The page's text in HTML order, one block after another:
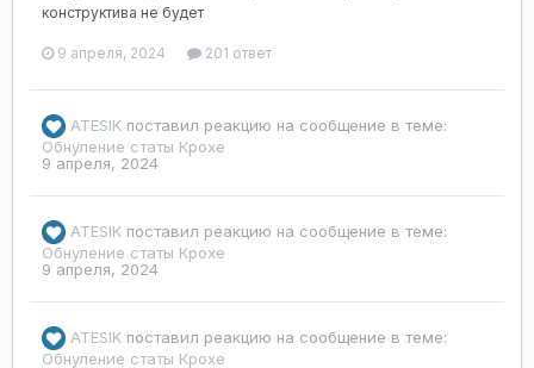
конструктива не будет
9 апреля, 2024 201 ответ
ATESIK поставил реакцию на сообщение в теме:
Обнуление статы Крохе
9 апреля, 2024
ATESIK поставил реакцию на сообщение в теме:
Обнуление статы Крохе
9 апреля, 2024
ATESIK поставил реакцию на сообщение в теме:
Обнуление статы Крохе